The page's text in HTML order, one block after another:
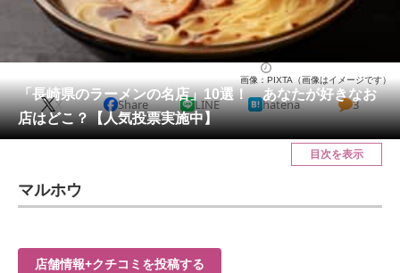
教育・育児
リサーチ
会員記事
メディア
ITの今と未来を見通す
「長崎県のラーメンの名店」10選！ あなたが好きなお
店はどこ？【人気投票実施中】
画像：PIXTA（画像はイメージです）
X Share LINE hatena 3
目次を表示
マルホウ
店舗情報+クチコミを投稿する